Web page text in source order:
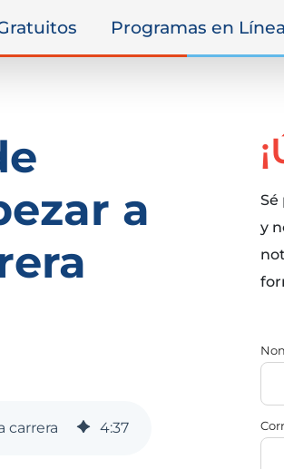
Programas en Línea
a
carrera 4:37
y